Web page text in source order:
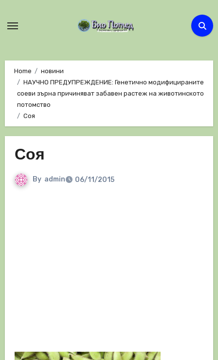
Home
новини
НАУЧНО ПРЕДУПРЕЖДЕНИЕ: Генетично модифицираните
соеви зърна причиняват забавен растеж на животинското
потомство
Соя
Соя
By admin 06/11/2015